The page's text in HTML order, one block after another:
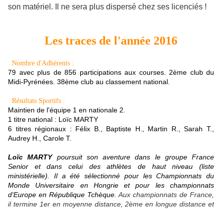
son matériel. Il ne sera plus dispersé chez ses licenciés !
Les traces de l'année 2016
Nombre d'Adhérents :
79 avec plus de 856 participations aux courses. 2ème club du
Midi-Pyrénées. 38ème club au classement national.
Résultats Sportifs :
Maintien de l'équipe 1 en nationale 2
1 titre national : Loïc MARTY
6 titres régionaux : Félix B., Baptiste H., Martin R., Sarah T.,
Audrey H., Carole T.
Loïc MARTYpoursuit son aventure dans le groupe France
Senior et dans celui des athlètes de haut niveau (liste
ministérielle). Il a été sélectionné pour les Championnats du
Monde Universitaire en Hongrie et pour les championnats
d'Europe en République Tchèque. Aux championnats de France,
il termine 1er en moyenne distance, 2ème en longue distance et